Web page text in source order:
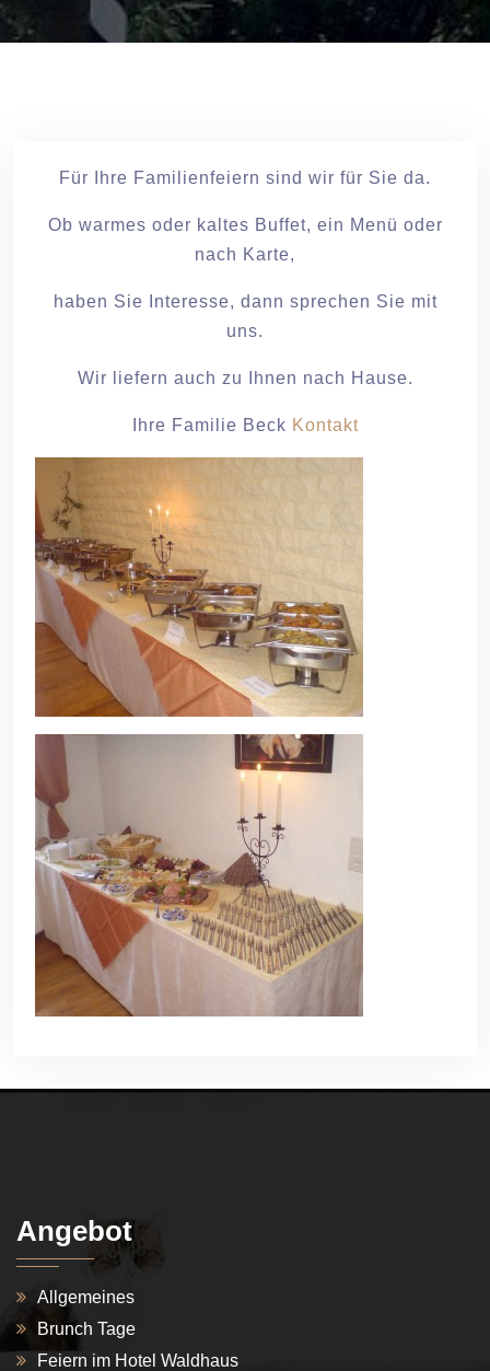
Für Ihre Familienfeiern sind wir für Sie da.
Ob warmes oder kaltes Buffet, ein Menü oder
nach Karte,
haben Sie Interesse, dann sprechen Sie mit
uns.
Wir liefern auch zu Ihnen nach Hause.
Ihre Familie Beck Kontakt
Angebot
Allgemeines
Brunch Tage
Feiern im Hotel Waldhaus